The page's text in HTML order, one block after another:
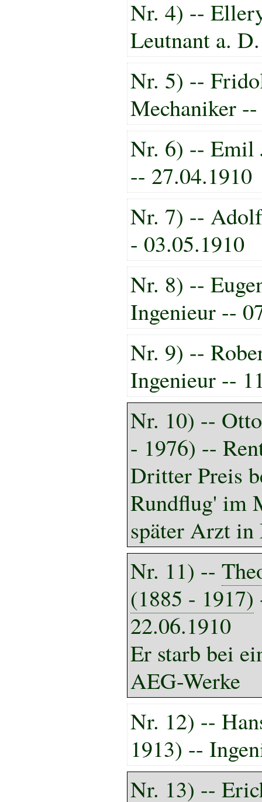
Nr.4) --
Leutnant a.
Nr. 5) --
Mechaniker
Nr. 6) -- Emil
-- 27.04.1910
Nr. 7) --
- 03.05.1910
Nr. 8) --
Ingenieur --
Nr. 9) --
Ingenieur --
Nr. 10) --
- 1976) --
Dritter Preis
Rundflug' im
später Arzt in
Nr. 11) --
(1885 - 1917)
22.06.1910
Er starb bei
AEG-Werke
Nr. 12) --
1913) --
Nr. 13) --